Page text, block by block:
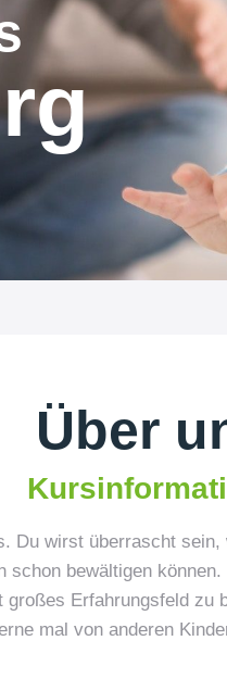
Über
Du wirst überrascht
bewältigen
Erfahrungsfeld
mal von anderen